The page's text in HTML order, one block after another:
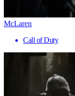
McLaren
Call of Duty